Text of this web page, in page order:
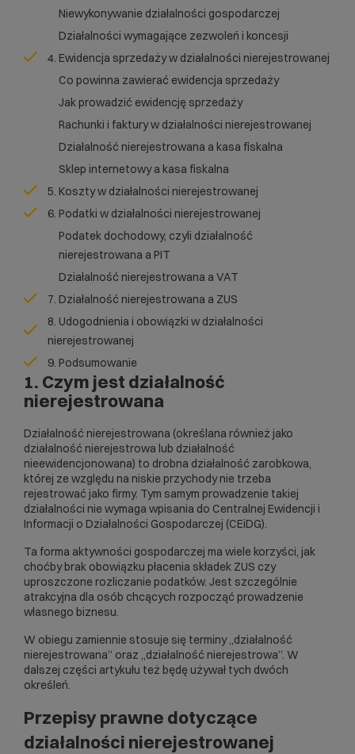
Niewykonywanie działalności gospodarczej
Działalności wymagające zezwoleń i koncesji
4. Ewidencja sprzedaży w działalności nierejestrowanej
Co powinna zawierać ewidencja sprzedaży
Jak prowadzić ewidencję sprzedaży
Rachunki i faktury w działalności nierejestrowanej
Działalność nierejestrowana a kasa fiskalna
Sklep internetowy a kasa fiskalna
5. Koszty w działalności nierejestrowanej
6. Podatki w działalności nierejestrowanej
Podatek dochodowy, czyli działalność
nierejestrowana a PIT
Działalność nierejestrowana a VAT
7. Działalność nierejestrowana a ZUS
8. Udogodnienia i obowiązki w działalności
nierejestrowanej
9. Podsumowanie
1. Czym jest działalność
nierejestrowana
Działalność nierejestrowana (określana również jako
działalność nierejestrowa lub działalność
nieewidencjonowana) to drobna działalność zarobkowa,
której ze względu na niskie przychody nie trzeba
rejestrować jako firmy. Tym samym prowadzenie takiej
działalności nie wymaga wpisania do Centralnej Ewidencji i
Informacji o Działalności Gospodarczej (CEiDG).
Ta forma aktywności gospodarczej ma wiele korzyści, jak
choćby brak obowiązku płacenia składek ZUS czy
uproszczone rozliczanie podatków. Jest szczególnie
atrakcyjna dla osób chcących rozpocząć prowadzenie
własnego biznesu.
W obiegu zamiennie stosuje się terminy „działalność
nierejestrowana” oraz „działalność nierejestrowa”. W
dalszej części artykułu też będę używał tych dwóch
określeń.
Przepisy prawne dotyczące
działalności nierejestrowanej